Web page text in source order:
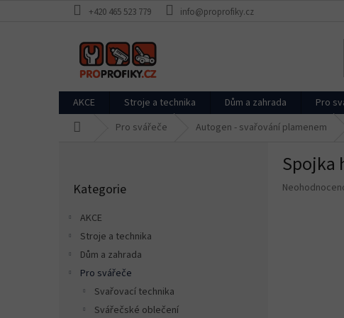
+420 465 523 779 info@proprofiky.cz
AKCE Stroje a technika Dům a zahrada Pro
Pro svářeče Autogen - svařování plamenem
kategorie
Kategorie
AKCE
Stroje a technika
Dům a zahrada
Pro svářeče
Svařovací technika
Svářečské oblečení
Spojka
Průměrné